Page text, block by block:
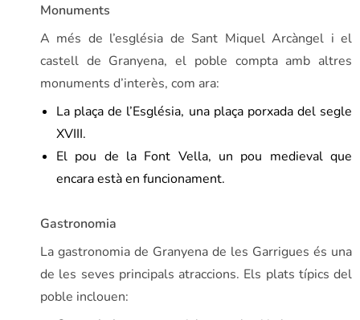
Monuments
A més de l’església de Sant Miquel Arcàngel i el
castell de Granyena, el poble compta amb altres
monuments d’interès, com ara:
La plaça de l’Església, una plaça porxada del segle
XVIII.
El pou de la Font Vella, un pou medieval que
encara està en funcionament.
Gastronomia
La gastronomia de Granyena de les Garrigues és una
de les seves principals atraccions. Els plats típics del
poble inclouen: